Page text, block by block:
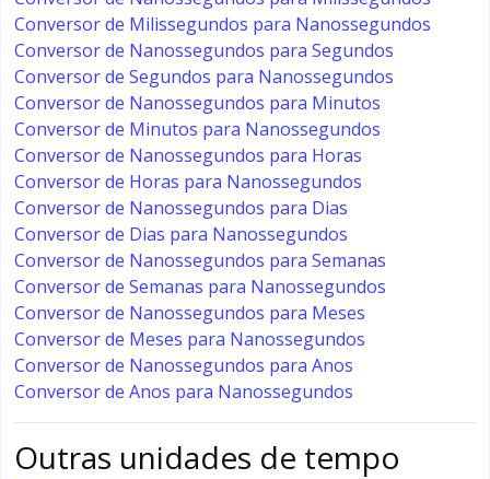
Conversor de Milissegundos para Nanossegundos
Conversor de Nanossegundos para Segundos
Conversor de Segundos para Nanossegundos
Conversor de Nanossegundos para Minutos
Conversor de Minutos para Nanossegundos
Conversor de Nanossegundos para Horas
Conversor de Horas para Nanossegundos
Conversor de Nanossegundos para Dias
Conversor de Dias para Nanossegundos
Conversor de Nanossegundos para Semanas
Conversor de Semanas para Nanossegundos
Conversor de Nanossegundos para Meses
Conversor de Meses para Nanossegundos
Conversor de Nanossegundos para Anos
Conversor de Anos para Nanossegundos
Outras unidades de tempo